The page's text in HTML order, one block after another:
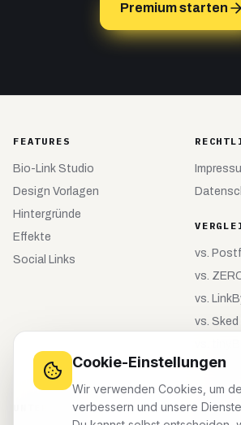
Premium starten
FEATURES
Bio-Link Studio
Design Vorlagen
Hintergründe
Effekte
Social Links
vs.
vs.
vs.
vs. Sked
vs.
UNTERNEHMEN KONTO
Cookie-Einstellungen
Wir verwenden Cookies, um
verbessern und unsere